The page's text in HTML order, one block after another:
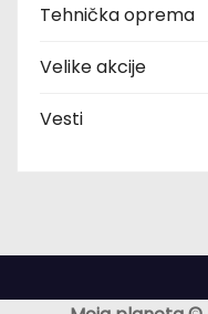
Tehnička oprema
Velike akcije
Vesti